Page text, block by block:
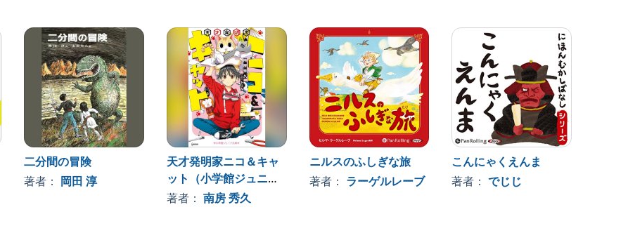
二分間の冒険
著者： 岡田 淳
天才発明家ニコ＆キャ
ット（小学館ジュニア
文庫）
著者： 南房 秀久
ニルスのふしぎな旅
著者： ラーゲルレーブ
こんにゃくえんま
著者：でじじ